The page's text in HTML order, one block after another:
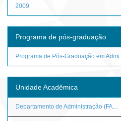
2009
Programa de pós-graduação
Programa de Pós-Graduação em Admi...
Unidade Acadêmica
Departamento de Administração (FA...